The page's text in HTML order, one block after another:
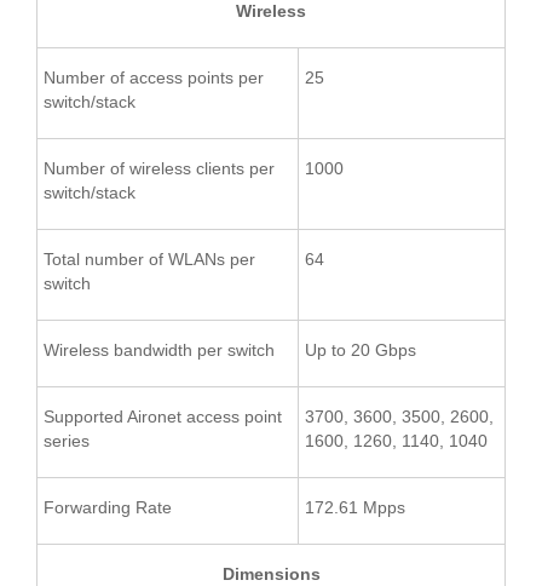
Wireless
Number of access points per
switch/stack
25
Number of wireless clients per
switch/stack
1000
Total number of WLANs per
switch
64
Wireless bandwidth per switch Up to 20 Gbps
Supported Aironet access point
series
3700, 3600, 3500, 2600,
1600, 1260, 1140, 1040
Forwarding Rate 172.61 Mpps
Dimensions